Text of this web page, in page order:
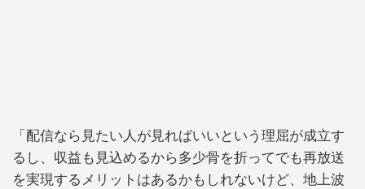
「配信なら見たい人が見ればいいという理屈が成立す
るし、収益も見込めるから多少骨を折ってでも再放送
を実現するメリットはあるかもしれないけど、地上波